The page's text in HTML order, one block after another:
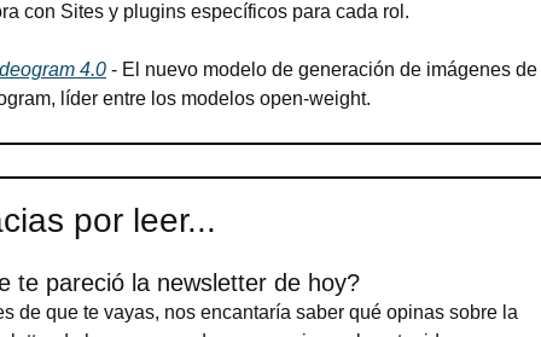
con Sites y plugins específicos para cada rol.
4.0 - El nuevo modelo de generación de imágenes de
líder entre los modelos open-weight.
por leer...
te pareció la newsletter de hoy?
de que te vayas, nos encantaría saber qué opinas sobre la